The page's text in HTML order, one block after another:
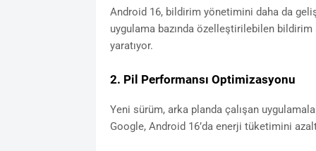
Android 16, bildirim yönetimini daha da
uygulama bazında özelleştirilebilen
yaratıyor.
2. Pil Performansı Optimizasyonu
Yeni sürüm, arka planda çalışan
Google, Android 16’da enerji tüketimini